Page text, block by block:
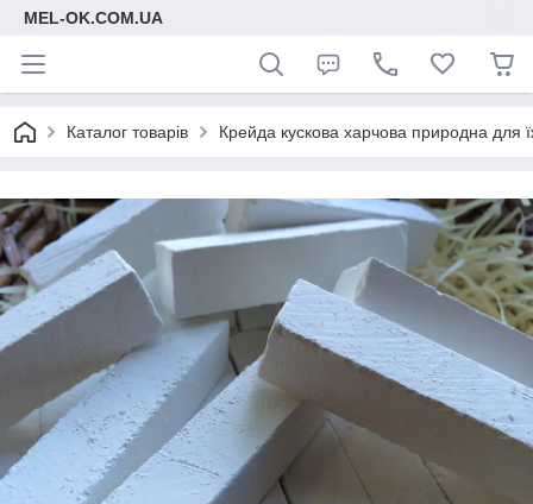
MEL-OK.COM.UA
Каталог товарів Крейда кускова харчова природна для